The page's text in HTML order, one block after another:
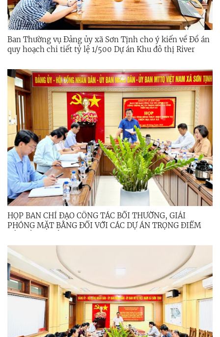
Ban Thường vụ Đảng ủy xã Sơn Tịnh cho ý kiến về Đồ án
quy hoạch chi tiết tỷ lệ 1/500 Dự án Khu đô thị River
HỌP BAN CHỈ ĐẠO CÔNG TÁC BỒI THƯỜNG, GIẢI
PHÓNG MẶT BẰNG ĐỐI VỚI CÁC DỰ ÁN TRỌNG ĐIỂM